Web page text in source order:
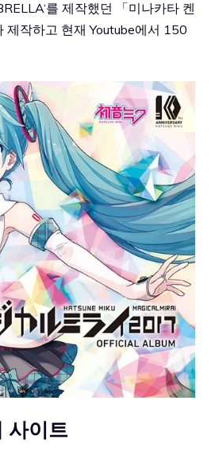
‘를 제작했던 「미나카타 켄
제작하고 현재 Youtube에서 150
사이트